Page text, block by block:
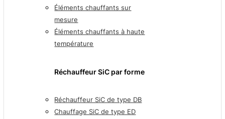
Éléments chauffants sur
mesure
Éléments chauffants à haute
température
Réchauffeur SiC par forme
Réchauffeur SiC de type DB
Chauffage SiC de type ED